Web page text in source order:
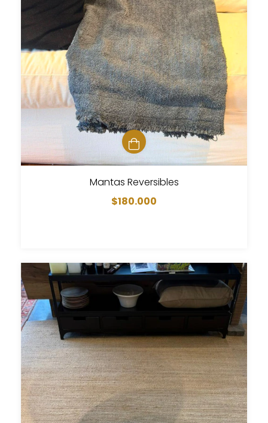
Mantas Reversibles
$180.000